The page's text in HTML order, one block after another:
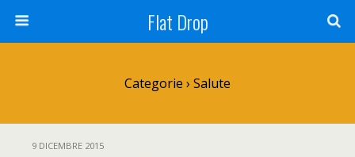
Flat Drop
Categorie › Salute
9 DICEMBRE 2015